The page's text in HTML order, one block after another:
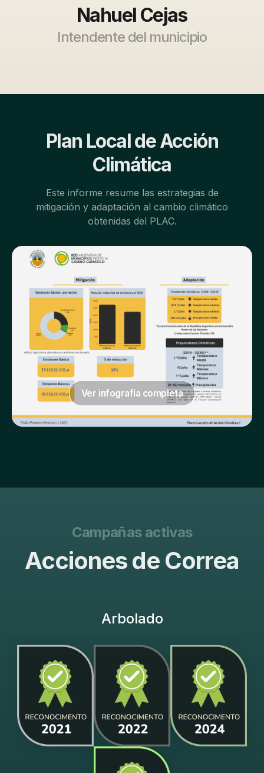
Nahuel Cejas
Intendente del municipio
Plan Local de Acción
Climática
Este informe resume las estrategias de
mitigación y adaptación al cambio climático
obtenidas del PLAC.
Ver infografía completa
Campañas activas
Acciones de Correa
Arbolado